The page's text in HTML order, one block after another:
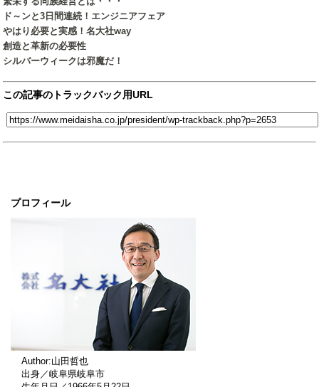
プロフィール
Author:山田哲也
出身／岐阜県岐阜市
ド～ンと3日間連続！エンジニアフェア
やはり必要と実感！名大社way
創造と革新の必要性
シルバーウィークは邪魔だ！
この記事のトラックバック用URL